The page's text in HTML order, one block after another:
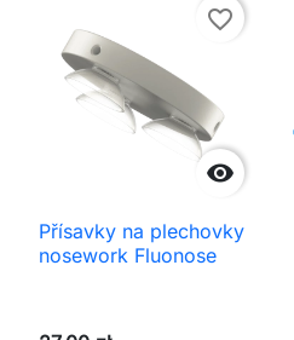

favorite_border
Přísavky na plechovky
nosework Fluonose